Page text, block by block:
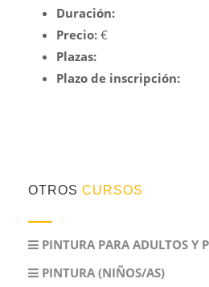
Duración:
Precio: €
Plazas:
Plazo de inscripción:
OTROS CURSOS
PINTURA PARA ADULTOS Y
PINTURA (NIÑOS/AS)